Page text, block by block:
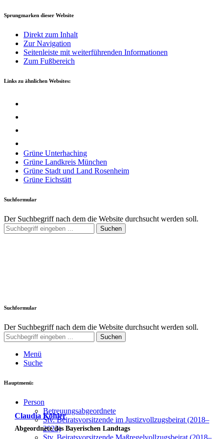
Sprungmarken dieser Website
Direkt zum Inhalt
Zur Navigation
Seitenleiste mit weiterführenden Informationen
Zum Fußbereich
Links zu ähnlichen Websites:
Grü­ne Unterhaching
Grü­ne Land­kreis München
Grü­ne Stadt und Land Rosenheim
Grü­ne Eichstätt
Suchformular
Der Suchbegriff nach dem die Website durchsucht werden soll.
Suchen
Claudia Köhler
Abgeordnete des Bayerischen Landtags
Suchformular
Der Suchbegriff nach dem die Website durchsucht werden soll.
Suchen
Menü
Suche
Hauptmenü:
Per­son
Betreu­ungs­ab­ge­ord­ne­te
Stv. Bei­rats­vor­sit­zen­de im Jus­tiz­voll­zugs­bei­rat (2018–
2023)
Stv. Bei­rats­vor­sit­zen­de Maß­re­gel­voll­zugs­bei­rat (2018–